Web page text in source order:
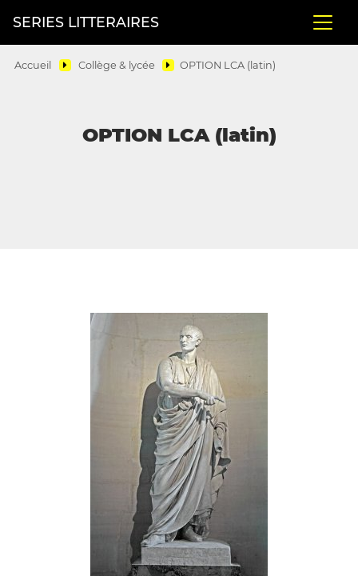
SERIES LITTERAIRES
Accueil Collège & lycée OPTION LCA (latin)
OPTION LCA (latin)